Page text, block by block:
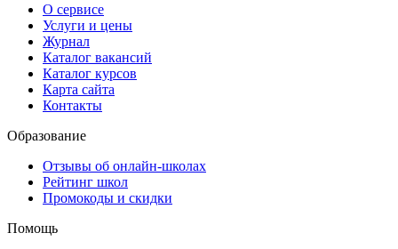
О сервисе
Услуги и цены
Журнал
Каталог вакансий
Каталог курсов
Карта сайта
Контакты
Образование
Отзывы об онлайн-школах
Рейтинг школ
Промокоды и скидки
Помощь